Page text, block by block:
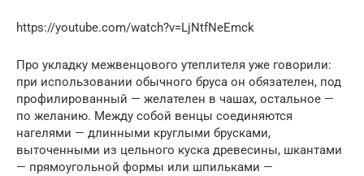
https://youtube.com/watch?v=LjNtfNeEmck
Про укладку межвенцового утеплителя уже говорили:
при использовании обычного бруса он обязателен, под
профилированный — желателен в чашах, остальное —
по желанию. Между собой венцы соединяются
нагелями — длинными круглыми брусками,
выточенными из цельного куска древесины, шкантами
— прямоугольной формы или шпильками —